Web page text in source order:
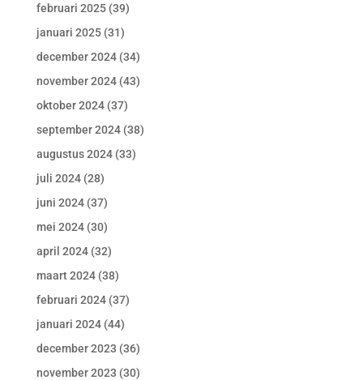
februari 2025(39)
januari 2025(31)
december 2024(34)
november 2024(43)
oktober 2024(37)
september 2024(38)
augustus 2024(33)
juli 2024(28)
juni 2024(37)
mei 2024(30)
april 2024(32)
maart 2024(38)
februari 2024(37)
januari 2024(44)
december 2023 (36)
november 2023 (30)